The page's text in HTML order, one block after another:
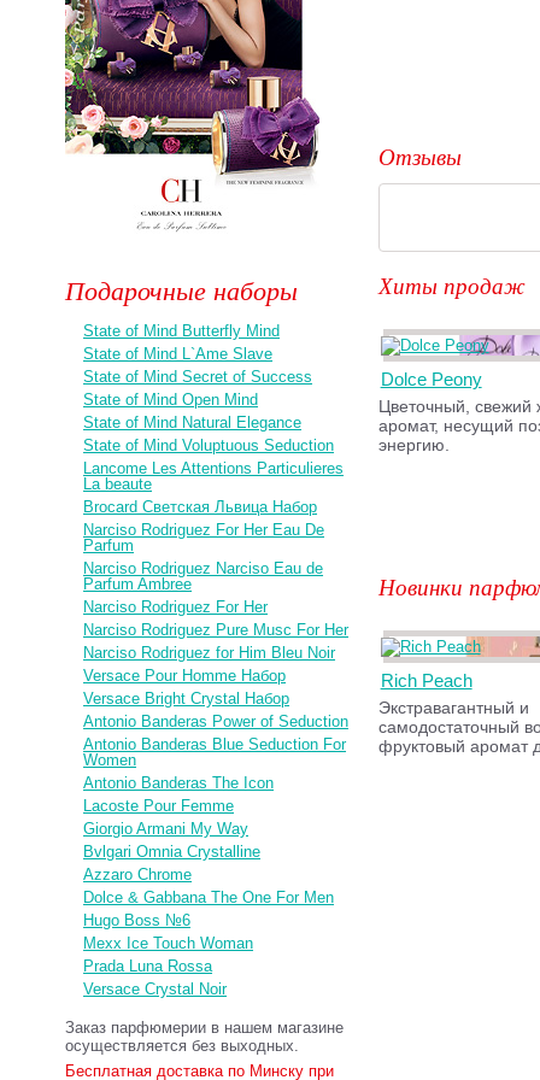
Отзывы
Хиты продаж
Dolce Peony
Цветочный, свежий
аромат, несущий
энергию.
Новинки
Rich Peach
Экстравагантный и
самодостаточный
фруктовый аромат
Подарочные наборы
State of Mind Butterfly Mind
State of Mind L`Ame Slave
State of Mind Secret of Success
State of Mind Open Mind
State of Mind Natural Elegance
State of Mind Voluptuous Seduction
Lancome Les Attentions Particulieres
La beaute
Brocard Светская Львица Набор
Narciso Rodriguez For Her Eau De
Parfum
Narciso Rodriguez Narciso Eau de
Parfum Ambree
Narciso Rodriguez For Her
Narciso Rodriguez Pure Musc For Her
Narciso Rodriguez for Him Bleu Noir
Versace Pour Homme Набор
Versace Bright Crystal Набор
Antonio Banderas Power of Seduction
Antonio Banderas Blue Seduction For
Women
Antonio Banderas The Icon
Lacoste Pour Femme
Giorgio Armani My Way
Bvlgari Omnia Crystalline
Azzaro Chrome
Dolce & Gabbana The One For Men
Hugo Boss №6
Mexx Ice Touch Woman
Prada Luna Rossa
Versace Crystal Noir
Заказ парфюмерии в нашем магазине
осуществляется без выходных.
Бесплатная доставка по Минску при